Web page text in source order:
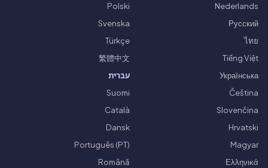
Nederlands
Polski
Русский
Svenska
ไทย
Türkçe
Tiếng Việt
繁體中文
Українська
עברית
Čeština
Suomi
Slovenčina
Català
Hrvatski
Dansk
Magyar
Português (PT)
Ελληνικά
Română